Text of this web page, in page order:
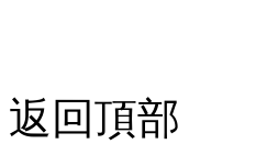
返回頂部